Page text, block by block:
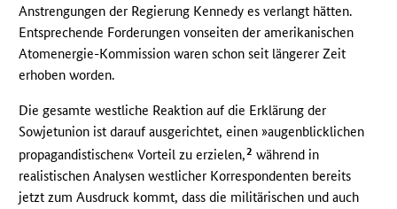
Anstrengungen der Regierung Kennedy es verlangt hätten.
Entsprechende Forderungen vonseiten der amerikanischen
Atomenergie-Kommission waren schon seit längerer Zeit
erhoben worden.
Die gesamte westliche Reaktion auf die Erklärung der
Sowjetunion ist darauf ausgerichtet, einen »augenblicklichen
propagandistischen« Vorteil zu erzielen,2 während in
realistischen Analysen westlicher Korrespondenten bereits
jetzt zum Ausdruck kommt, dass die militärischen und auch